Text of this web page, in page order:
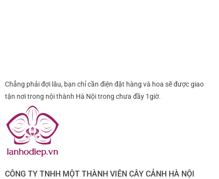
Giá chậu lan hồ điệp phụ thuộc vào mỗi loại hoa và số lượng
Chẳng phải đợi lâu, bạn chỉ cần điện đặt hàng và hoa sẽ được giao
tận nơi trong nội thành Hà Nội trong chưa đầy 1giờ.
CÔNG TY TNHH MỘT THÀNH VIÊN CÂY CẢNH HÀ NỘI